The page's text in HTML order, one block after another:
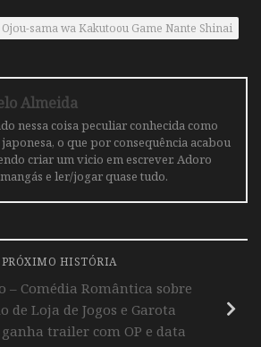
sama wa Kakutоou Game Nante Shinai
Almeida
nessa coisa peculiar conhecida como
o que por consequência acabou
criar um vicio em escrever. Adoro
e ler/jogar quase tudo.
PRÓXIMO HISTÓRIA
– Comédia Romântica sobre
de Loja de Jogos e Garota
trailer com OP e data